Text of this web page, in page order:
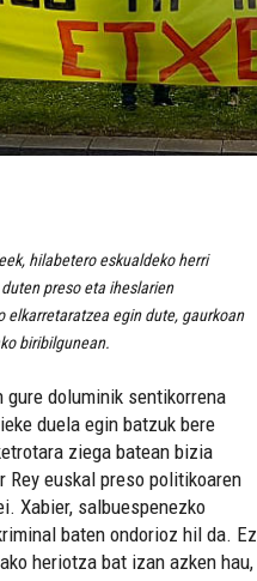
hilabetero eskualdeko herri
preso eta iheslarien
elkarretaratzea egin dute, gaurkoan
biribilgunean.
gure doluminik sentikorrena
duela egin batzuk bere
ziega batean bizia
Rey euskal preso politikoaren
Xabier, salbuespenezko
baten ondorioz hil da. Ez
heriotza bat izan azken hau,